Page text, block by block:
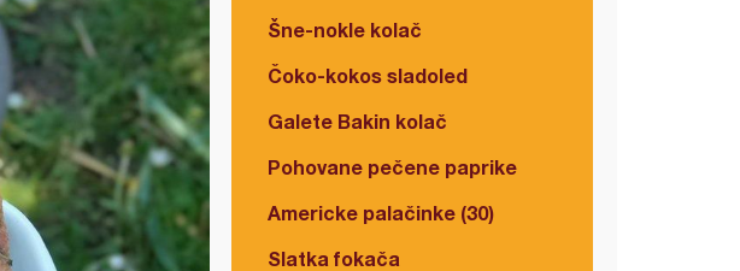
Šne-nokle kolač
Čoko-kokos sladoled
Galete Bakin kolač
Pohovane pečene paprike
Americke palačinke (30)
Slatka fokača